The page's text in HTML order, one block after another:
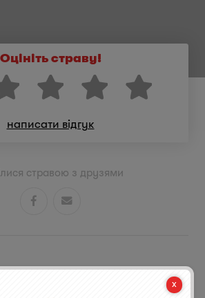
Оцініть страву!
написати відгук
стравою з друзями
 
ХТО ДОДАСТЬ ВІДГУК